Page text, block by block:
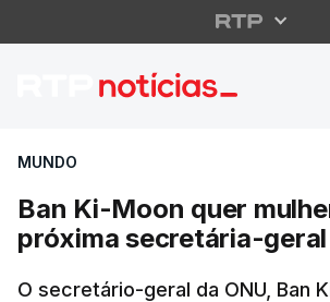
Ban Ki-Moon
MUNDO
Ban Ki-Moon quer
próxima secretária-geral
O secretário-geral da ONU, Ban